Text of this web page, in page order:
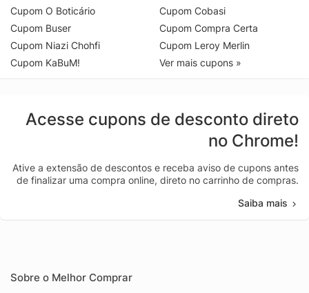
Cupom O Boticário
Cupom Buser
Cupom Niazi Chohfi
Cupom KaBuM!
Cupom Cobasi
Cupom Compra Certa
Cupom Leroy Merlin
Ver mais cupons »
Acesse cupons de desconto direto
no Chrome!
Ative a extensão de descontos e receba aviso de cupons antes
de finalizar uma compra online, direto no carrinho de compras.
Saiba mais
Sobre o Melhor Comprar